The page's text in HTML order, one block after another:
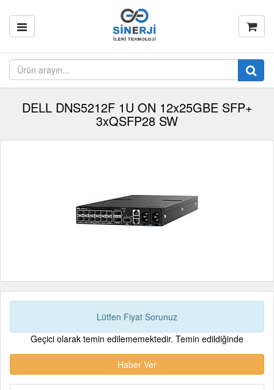
DELL DNS5212F 1U ON 12x25GBE SFP+
3xQSFP28 SW
Lütfen Fiyat Sorunuz
Geçici olarak temin edilememektedir. Temin edildiğinde
Haber Ver